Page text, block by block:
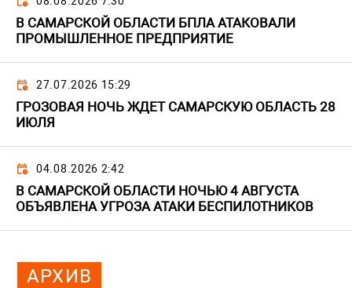
В САМАРСКОЙ ОБЛАСТИ БПЛА АТАКОВАЛИ
ПРОМЫШЛЕННОЕ ПРЕДПРИЯТИЕ
27.07.2026 15:29
ГРОЗОВАЯ НОЧЬ ЖДЕТ САМАРСКУЮ ОБЛАСТЬ 28
ИЮЛЯ
04.08.2026 2:42
В САМАРСКОЙ ОБЛАСТИ НОЧЬЮ 4 АВГУСТА
ОБЪЯВЛЕНА УГРОЗА АТАКИ БЕСПИЛОТНИКОВ
АРХИВ